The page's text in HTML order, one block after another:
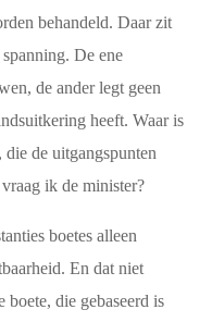
behandeld. Daar zit
De ene
de ander legt geen
heeft. Waar is
die de uitgangspunten
ik de minister?
boetes alleen
En dat niet
boete, die gebaseerd is